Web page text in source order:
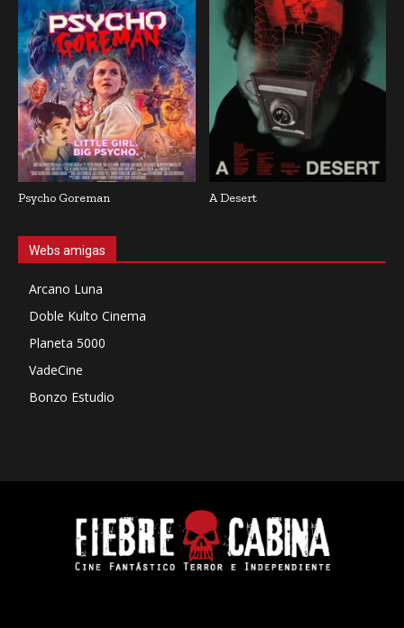
Psycho Goreman A Desert
Webs amigas
Arcano Luna
Doble Kulto Cinema
Planeta 5000
VadeCine
Bonzo Estudio